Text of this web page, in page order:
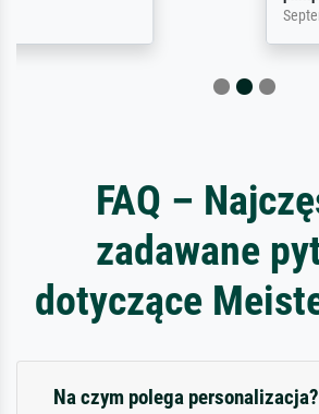
FAQ –
zadawane
dotyczące
Na czym polega personalizacja?